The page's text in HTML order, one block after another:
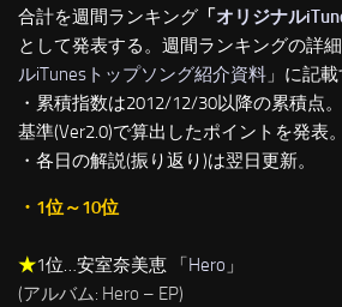
合計を週間ランキング 「オリジナル
として発表する。週間ランキングの詳
ルiTunesトップソング紹介資料 」に記載
・累積指数は2012/12/30以降の累積点
基準(Ver2.0)で算出したポイントを発表。
・各日の解説(振り返り)は翌日更新。
・1位～10位
★1位…安室奈美恵 「Hero 」
(アルバム: Hero – EP)